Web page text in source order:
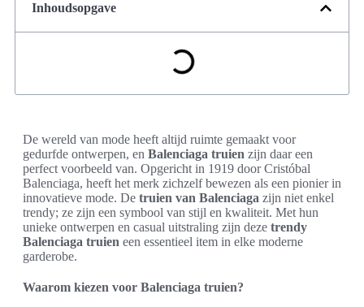
Inhoudsopgave
De wereld van mode heeft altijd ruimte gemaakt voor
gedurfde ontwerpen, en Balenciaga truien zijn daar een
perfect voorbeeld van. Opgericht in 1919 door Cristóbal
Balenciaga, heeft het merk zichzelf bewezen als een pionier in
innovatieve mode. De truien van Balenciaga zijn niet enkel
trendy; ze zijn een symbool van stijl en kwaliteit. Met hun
unieke ontwerpen en casual uitstraling zijn deze trendy
Balenciaga truien een essentieel item in elke moderne
garderobe.
Waarom kiezen voor Balenciaga truien?